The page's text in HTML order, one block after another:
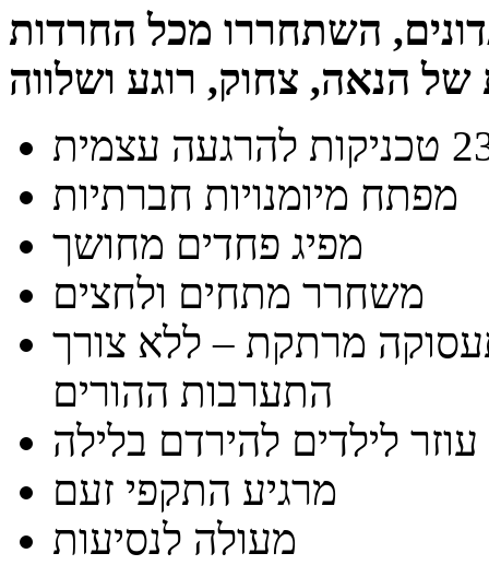
השתחררו מכל החרדות
מפתח מיומנויות חברתיות
מפיג פחדים מחושך
משחרר מתחים ולחצים
מרתקת – ללא צורך
התערבות ההורים
עוזר לילדים להירדם בלילה
מרגיע התקפי זעם
מעולה לנסיעות